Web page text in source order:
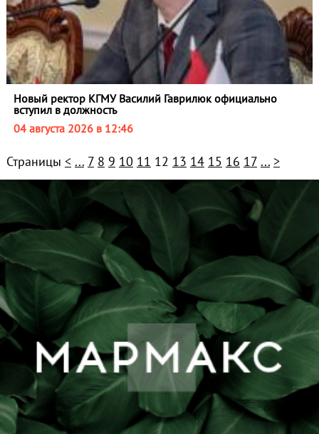
Новый ректор КГМУ Василий Гаврилюк официально
вступил в должность
04 августа 2026 в 12:46
Страницы < ... 7 8 9 10 11 12 13 14 15 16 17 ... >